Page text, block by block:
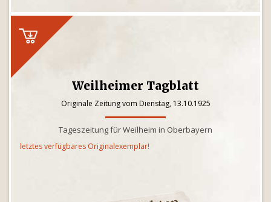
Weilheimer Tagblatt
Originale Zeitung vom Dienstag, 13.10.1925
Tageszeitung für Weilheim in Oberbayern
letztes verfügbares Originalexemplar!